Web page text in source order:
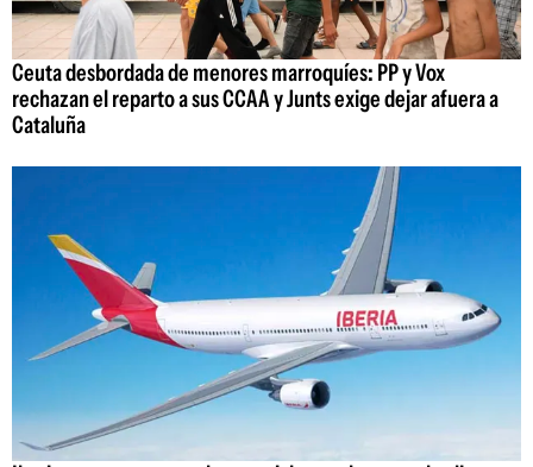
Ceuta desbordada de menores marroquíes: PP y Vox
rechazan el reparto a sus CCAA y Junts exige dejar afuera a
Cataluña